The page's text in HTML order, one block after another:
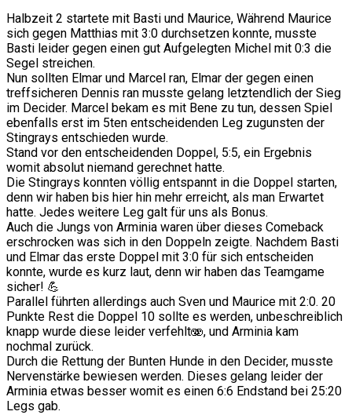
Halbzeit 2 startete mit Basti und Maurice, Während Maurice
sich gegen Matthias mit 3:0 durchsetzen konnte, musste
Basti leider gegen einen gut Aufgelegten Michel mit 0:3 die
Segel streichen.
Nun sollten Elmar und Marcel ran, Elmar der gegen einen
treffsicheren Dennis ran musste gelang letztendlich der Sieg
im Decider. Marcel bekam es mit Bene zu tun, dessen Spiel
ebenfalls erst im 5ten entscheidenden Leg zugunsten der
Stingrays entschieden wurde.
Stand vor den entscheidenden Doppel, 5:5, ein Ergebnis
womit absolut niemand gerechnet hatte.
Die Stingrays konnten völlig entspannt in die Doppel starten,
denn wir haben bis hier hin mehr erreicht, als man Erwartet
hatte. Jedes weitere Leg galt für uns als Bonus.
Auch die Jungs von Arminia waren über dieses Comeback
erschrocken was sich in den Doppeln zeigte. Nachdem Basti
und Elmar das erste Doppel mit 3:0 für sich entscheiden
konnte, wurde es kurz laut, denn wir haben das Teamgame
sicher! 💪
Parallel führten allerdings auch Sven und Maurice mit 2:0. 20
Punkte Rest die Doppel 10 sollte es werden, unbeschreiblich
knapp wurde diese leider verfehlt🫨, und Arminia kam
nochmal zurück.
Durch die Rettung der Bunten Hunde in den Decider, musste
Nervenstärke bewiesen werden. Dieses gelang leider der
Arminia etwas besser womit es einen 6:6 Endstand bei 25:20
Legs gab.